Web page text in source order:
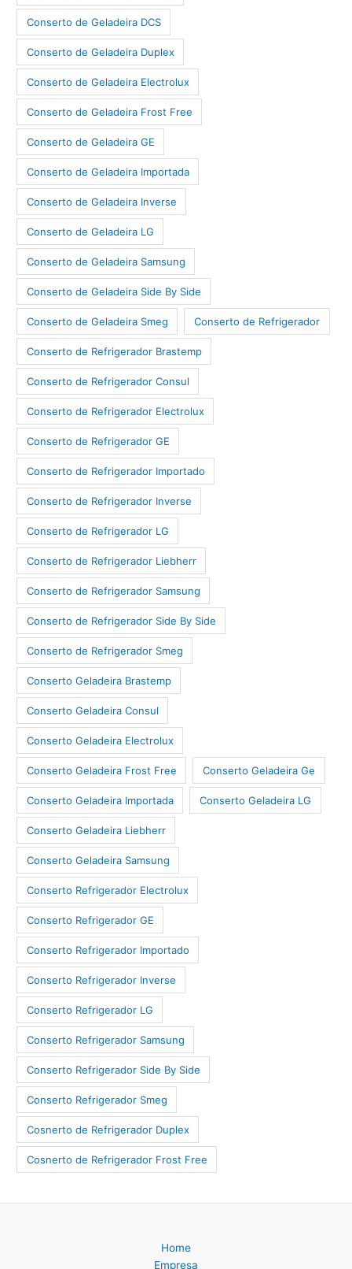
Conserto de Geladeira DCS
Conserto de Geladeira Duplex
Conserto de Geladeira Electrolux
Conserto de Geladeira Frost Free
Conserto de Geladeira GE
Conserto de Geladeira Importada
Conserto de Geladeira Inverse
Conserto de Geladeira LG
Conserto de Geladeira Samsung
Conserto de Geladeira Side By Side
Conserto de Geladeira Smeg Conserto de Refrigerador
Conserto de Refrigerador Brastemp
Conserto de Refrigerador Consul
Conserto de Refrigerador Electrolux
Conserto de Refrigerador GE
Conserto de Refrigerador Importado
Conserto de Refrigerador Inverse
Conserto de Refrigerador LG
Conserto de Refrigerador Liebherr
Conserto de Refrigerador Samsung
Conserto de Refrigerador Side By Side
Conserto de Refrigerador Smeg
Conserto Geladeira Brastemp
Conserto Geladeira Consul
Conserto Geladeira Electrolux
Conserto Geladeira Frost Free Conserto Geladeira Ge
Conserto Geladeira Importada Conserto Geladeira LG
Conserto Geladeira Liebherr
Conserto Geladeira Samsung
Conserto Refrigerador Electrolux
Conserto Refrigerador GE
Conserto Refrigerador Importado
Conserto Refrigerador Inverse
Conserto Refrigerador LG
Conserto Refrigerador Samsung
Conserto Refrigerador Side By Side
Conserto Refrigerador Smeg
Cosnerto de Refrigerador Duplex
Cosnerto de Refrigerador Frost Free
Home
Empresa